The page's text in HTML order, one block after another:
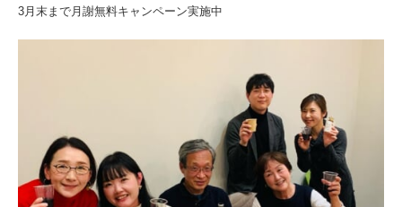
3月末まで月謝無料キャンペーン実施中